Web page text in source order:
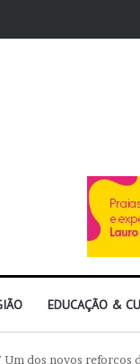
EDUCAÇÃO &
Um dos novos reforços